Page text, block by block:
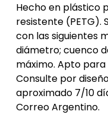
Hecho en plástico
resistente (PETG).
con las siguientes
diámetro; cuenco
máximo. Apto
Consulte por
aproximado 7/10
Correo Argentino.